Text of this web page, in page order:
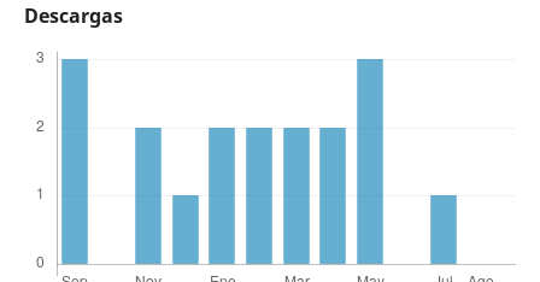
Descargas